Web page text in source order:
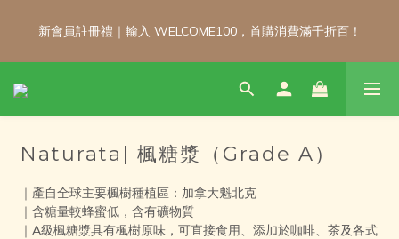
新會員註冊禮｜輸入 WELCOME100，首購消費滿千折百！
新會員註冊禮｜輸入 WELCOME100，首購消費滿千折百！
\ 免運門檻調整公告 / 6月1日起，常溫商品消費滿2,000免運！低溫
新會員註冊禮｜輸入 WELCOME100，首購消費滿千折百！
Naturata| 楓糖漿（Grade A）
｜產自全球主要楓樹種植區：加拿大魁北克
｜含糖量較蜂蜜低，含有礦物質
｜A級楓糖漿具有楓樹原味，可直接食用、添加於咖啡、茶及各式